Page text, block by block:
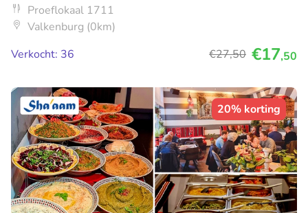
Proeflokaal 1711
Valkenburg (0km)
Verkocht: 36
€27,50 €17,50
20% korting